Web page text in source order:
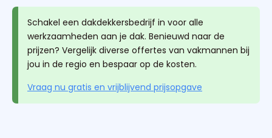
Schakel een dakdekkersbedrijf in voor alle
werkzaamheden aan je dak. Benieuwd naar de
prijzen? Vergelijk diverse offertes van vakmannen bij
jou in de regio en bespaar op de kosten.
Vraag nu gratis en vrijblijvend prijsopgave